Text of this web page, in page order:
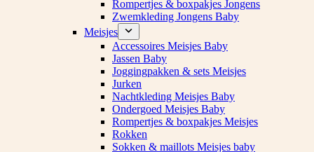
Rompertjes & boxpakjes Jongens
Zwemkleding Jongens Baby
Meisjes
Accessoires Meisjes Baby
Jassen Baby
Joggingpakken & sets Meisjes
Jurken
Nachtkleding Meisjes Baby
Ondergoed Meisjes Baby
Rompertjes & boxpakjes Meisjes
Rokken
Sokken & maillots Meisjes baby